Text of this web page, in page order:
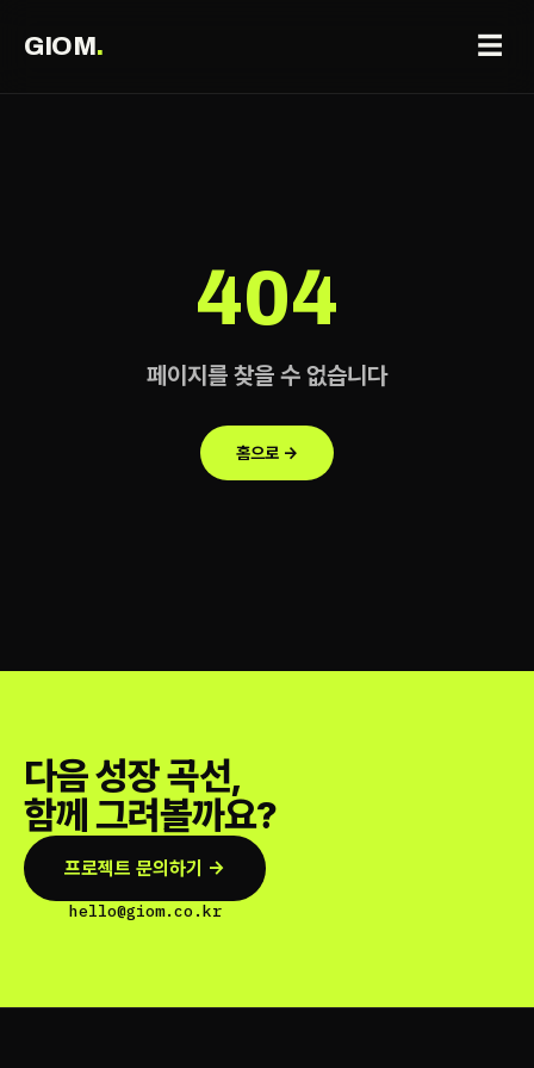
GIOM. ☰
404
페이지를 찾을 수 없습니다
홈으로 →
다음 성장 곡선,
함께 그려볼까요?
프로젝트 문의하기 →
hello@giom.co.kr